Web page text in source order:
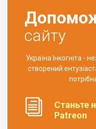
сайту
Україна Інкогніта -
створений
Станьте
Patreon